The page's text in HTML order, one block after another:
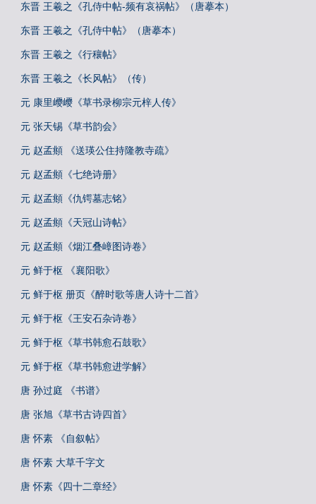
东晋 王羲之《孔侍中帖-频有哀祸帖》（唐摹本）
东晋 王羲之《孔侍中帖》（唐摹本）
东晋 王羲之《行穰帖》
东晋 王羲之《长风帖》（传）
元 康里巎巎《草书录柳宗元梓人传》
元 张天锡《草书韵会》
元 赵孟頫 《送瑛公住持隆教寺疏》
元 赵孟頫《七绝诗册》
元 赵孟頫《仇锷墓志铭》
元 赵孟頫《天冠山诗帖》
元 赵孟頫《烟江叠嶂图诗卷》
元 鲜于枢 《襄阳歌》
元 鲜于枢 册页《醉时歌等唐人诗十二首》
元 鲜于枢《王安石杂诗卷》
元 鲜于枢《草书韩愈石鼓歌》
元 鲜于枢《草书韩愈进学解》
唐 孙过庭 《书谱》
唐 张旭《草书古诗四首》
唐 怀素 《自叙帖》
唐 怀素 大草千字文
唐 怀素《四十二章经》